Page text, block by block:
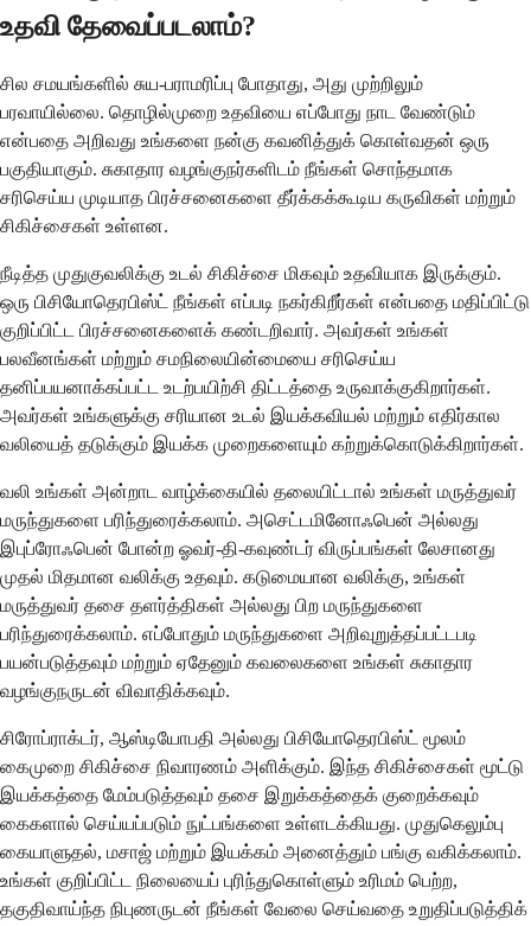
உதவி தேவைப்படலாம்?
சில சமயங்களில் சுய-பராமரிப்பு போதாது, அது முற்றிலும்
பரவாயில்லை. தொழில்முறை உதவியை எப்போது நாட வேண்டும்
என்பதை அறிவது உங்களை நன்கு கவனித்துக் கொள்வதன் ஒரு
பகுதியாகும். சுகாதார வழங்குநர்களிடம் நீங்கள் சொந்தமாக
சரிசெய்ய முடியாத பிரச்சனைகளை தீர்க்கக்கூடிய கருவிகள் மற்றும்
சிகிச்சைகள் உள்ளன.
நீடித்த முதுகுவலிக்கு உடல் சிகிச்சை மிகவும் உதவியாக இருக்கும்.
ஒரு பிசியோதெரபிஸ்ட் நீங்கள் எப்படி நகர்கிறீர்கள் என்பதை மதிப்பிட்டு
குறிப்பிட்ட பிரச்சனைகளைக் கண்டறிவார். அவர்கள் உங்கள்
பலவீனங்கள் மற்றும் சமநிலையின்மையை சரிசெய்ய
தனிப்பயனாக்கப்பட்ட உடற்பயிற்சி திட்டத்தை உருவாக்குகிறார்கள்.
அவர்கள் உங்களுக்கு சரியான உடல் இயக்கவியல் மற்றும் எதிர்கால
வலியைத் தடுக்கும் இயக்க முறைகளையும் கற்றுக்கொடுக்கிறார்கள்.
வலி உங்கள் அன்றாட வாழ்க்கையில் தலையிட்டால் உங்கள் மருத்துவர்
மருந்துகளை பரிந்துரைக்கலாம். அசெட்டமினோஃபென் அல்லது
இபுப்ரோஃபென் போன்ற ஓவர்-தி-கவுண்டர் விருப்பங்கள் லேசானது
முதல் மிதமான வலிக்கு உதவும். கடுமையான வலிக்கு, உங்கள்
மருத்துவர் தசை தளர்த்திகள் அல்லது பிற மருந்துகளை
பரிந்துரைக்கலாம். எப்போதும் மருந்துகளை அறிவுறுத்தப்பட்டபடி
பயன்படுத்தவும் மற்றும் ஏதேனும் கவலைகளை உங்கள் சுகாதார
வழங்குநருடன் விவாதிக்கவும்.
சிரோப்ராக்டர், ஆஸ்டியோபதி அல்லது பிசியோதெரபிஸ்ட் மூலம்
கைமுறை சிகிச்சை நிவாரணம் அளிக்கும். இந்த சிகிச்சைகள் மூட்டு
இயக்கத்தை மேம்படுத்தவும் தசை இறுக்கத்தைக் குறைக்கவும்
கைகளால் செய்யப்படும் நுட்பங்களை உள்ளடக்கியது. முதுகெலும்பு
கையாளுதல், மசாஜ் மற்றும் இயக்கம் அனைத்தும் பங்கு வகிக்கலாம்.
உங்கள் குறிப்பிட்ட நிலையைப் புரிந்துகொள்ளும் உரிமம் பெற்ற,
தகுதிவாய்ந்த நிபுணருடன் நீங்கள் வேலை செய்வதை உறுதிப்படுத்திக்